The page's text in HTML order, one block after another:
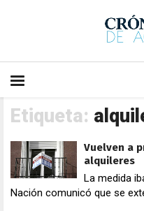
Etiqueta:
Vuelven a
alquileres
La medida
Nación comunicó que se